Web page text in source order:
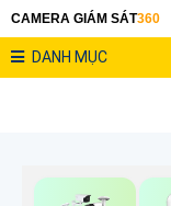
CAMERA GIÁM SÁT360
DANH MỤC